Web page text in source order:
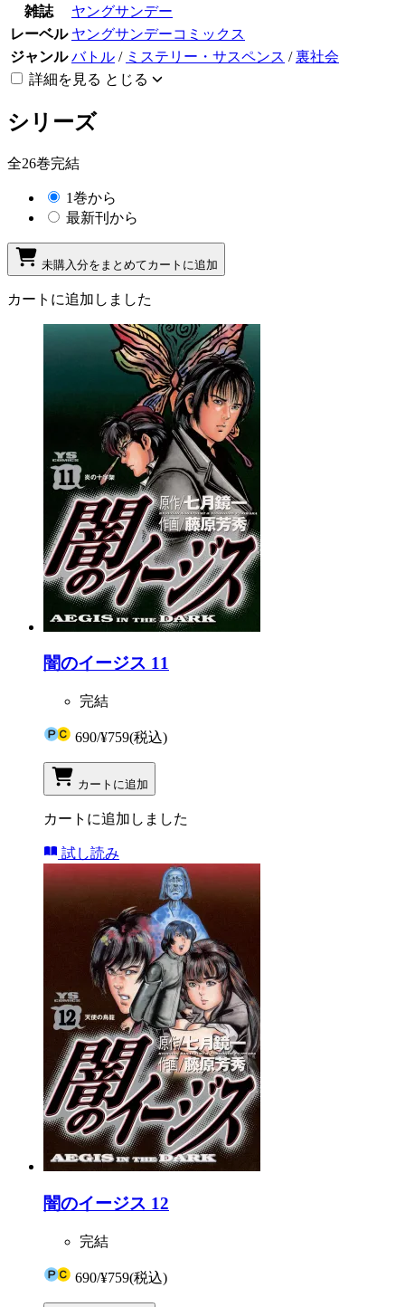
雑誌
ヤングサンデー
レーベル ヤングサンデーコミックス
ジャンル バトル / ミステリー・サスペンス /裏社会
詳細を見る とじる
シリーズ
全26巻完結
1巻から
最新刊から
未購入分をまとめてカートに追加
カートに追加しました
闇のイージス 11
完結
690/¥759(税込)
カートに追加
カートに追加しました
試し読み
闇のイージス 12
完結
690/¥759(税込)